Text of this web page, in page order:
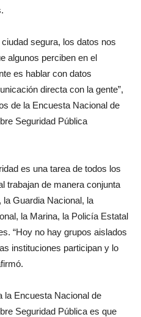
segura, los datos nos
algunos perciben en el
es hablar con datos
directa con la gente”,
de la Encuesta Nacional de
Seguridad Pública
es una tarea de todos los
trabajan de manera conjunta
Guardia Nacional, la
la Marina, la Policía Estatal
“Hoy no hay grupos aislados
instituciones participan y lo
la Encuesta Nacional de
Seguridad Pública es que